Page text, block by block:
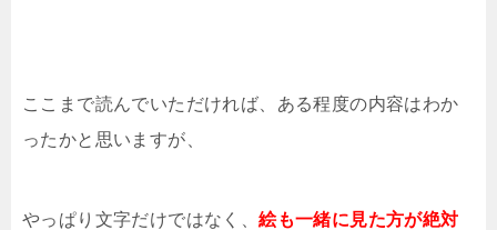
ここまで読んでいただければ、ある程度の内容はわか
ったかと思いますが、
やっぱり文字だけではなく、絵も一緒に見た方が絶対